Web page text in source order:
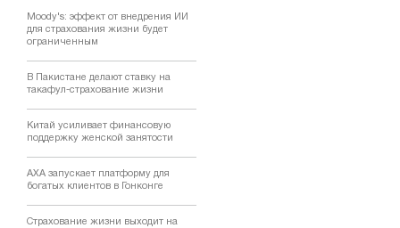
Moody's: эффект от внедрения ИИ
для страхования жизни будет
ограниченным
В Пакистане делают ставку на
такафул-страхование жизни
Китай усиливает финансовую
поддержку женской занятости
AXA запускает платформу для
богатых клиентов в Гонконге
Страхование жизни выходит на